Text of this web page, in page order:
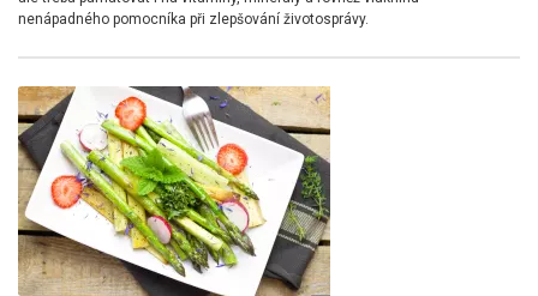
nenápadného pomocníka při zlepšování životosprávy.